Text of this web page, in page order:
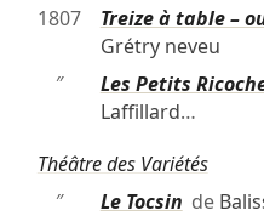
1807
Treize à table –
Grétry neveu
″
Les Petits
Laffillard…
Théâtre des Variétés
″
Le Tocsin de